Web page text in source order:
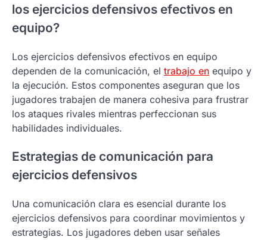
los ejercicios defensivos efectivos en
equipo?
Los ejercicios defensivos efectivos en equipo
dependen de la comunicación, el trabajo en equipo y
la ejecución. Estos componentes aseguran que los
jugadores trabajen de manera cohesiva para frustrar
los ataques rivales mientras perfeccionan sus
habilidades individuales.
Estrategias de comunicación para
ejercicios defensivos
Una comunicación clara es esencial durante los
ejercicios defensivos para coordinar movimientos y
estrategias. Los jugadores deben usar señales